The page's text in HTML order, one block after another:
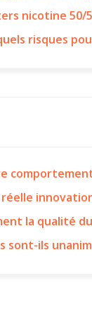
nicotine
risques
réelle
la qualité
sont-ils